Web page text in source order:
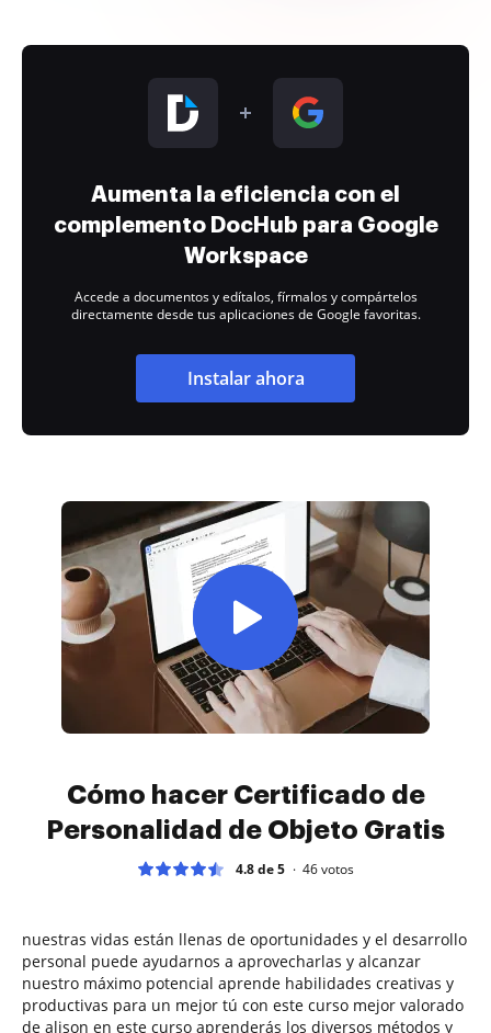
Aumenta la eficiencia con el
complemento DocHub para Google
Workspace
Accede a documentos y edítalos, fírmalos y compártelos
directamente desde tus aplicaciones de Google favoritas.
Instalar ahora
Cómo hacer Certificado de
Personalidad de Objeto Gratis
4.8 de 5 46votos
nuestras vidas están llenas de oportunidades y el desarrollo
personal puede ayudarnos a aprovecharlas y alcanzar
nuestro máximo potencial aprende habilidades creativas y
productivas para un mejor tú con este curso mejor valorado
de alison en este curso aprenderás los diversos métodos y